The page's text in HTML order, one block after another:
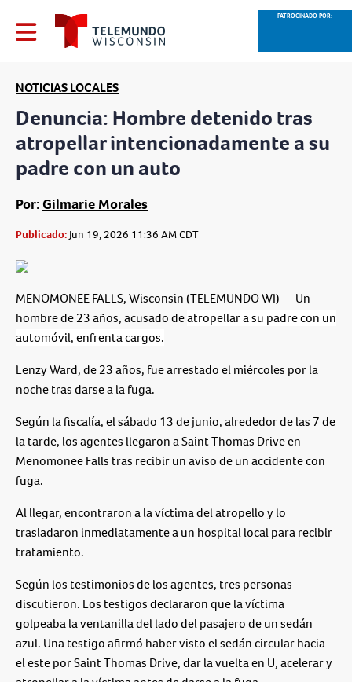
PATROCINADO POR:
NOTICIAS LOCALES
Denuncia: Hombre detenido tras
atropellar intencionadamente a su
padre con un auto
Por: Gilmarie Morales
Publicado:Jun 19, 2026 11:36 AM CDT
MENOMONEE FALLS, Wisconsin (TELEMUNDO WI) -- Un
hombre de 23 años, acusado deatropellar a su padre con un
automóvil, enfrenta cargos.
Lenzy Ward, de 23 años, fue arrestado el miércoles por la
noche tras darse a la fuga.
Según la fiscalía, el sábado 13 de junio, alrededor de las 7 de
la tarde, los agentes llegaron a Saint Thomas Drive en
Menomonee Falls tras recibir un aviso de un accidente con
fuga.
Al llegar, encontraron a la víctima del atropello y lo
trasladaron inmediatamente a un hospital local para recibir
tratamiento.
Según los testimonios de los agentes, tres personas
discutieron. Los testigos declararon que la víctima
golpeaba la ventanilla del lado del pasajero de un sedán
azul. Una testigo afirmó haber visto el sedán circular hacia
el este por Saint Thomas Drive, dar la vuelta en U, acelerar y